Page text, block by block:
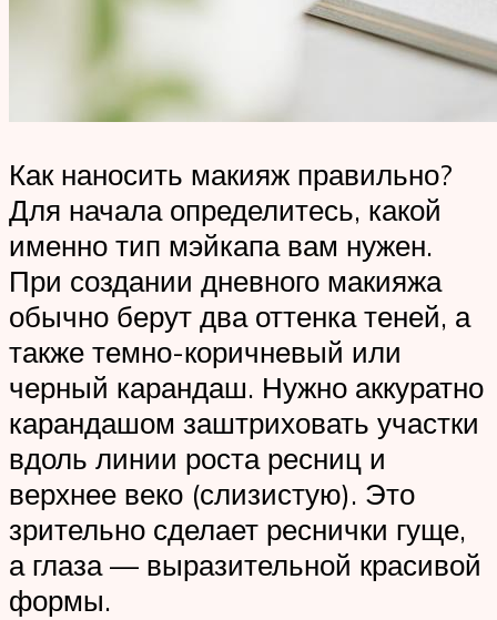
Как наносить макияж правильно?
Для начала определитесь, какой
именно тип мэйкапа вам нужен.
При создании дневного макияжа
обычно берут два оттенка теней, а
также темно-коричневый или
черный карандаш. Нужно аккуратно
карандашом заштриховать участки
вдоль линии роста ресниц и
верхнее веко (слизистую). Это
зрительно сделает реснички гуще,
а глаза — выразительной красивой
формы.